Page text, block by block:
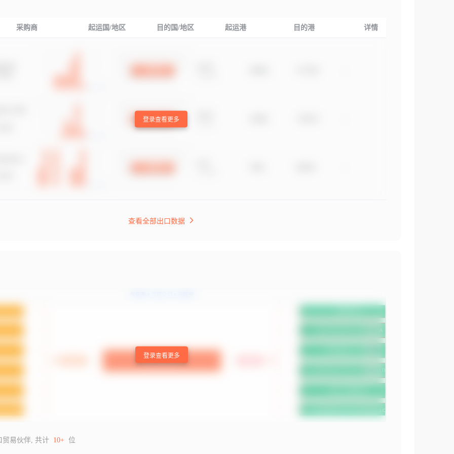
采购商 起运国/地区 目的国/地区 起运港 目的港 详情
登录查看更多
查看全部出口数据
登录查看更多
贸易伙伴, 共计 10+ 位